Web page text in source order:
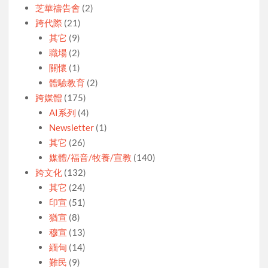
芝華禱告會 (2)
跨代際 (21)
其它 (9)
職場(2)
關懷 (1)
體驗教育(2)
跨媒體 (175)
AI系列 (4)
Newsletter(1)
其它 (26)
媒體/福音/牧養/宣教 (140)
跨文化 (132)
其它 (24)
印宣 (51)
猶宣 (8)
穆宣 (13)
緬甸 (14)
難民 (9)